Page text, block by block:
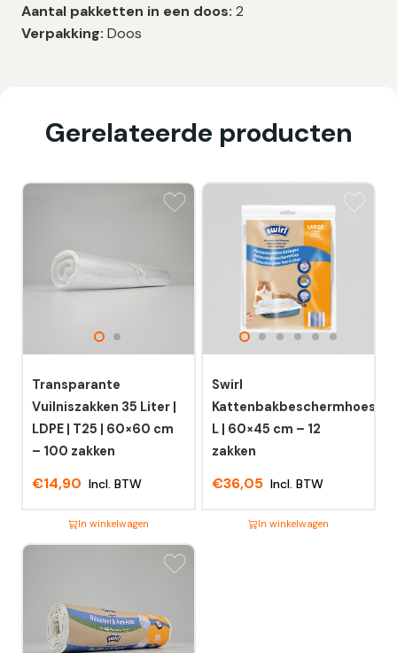
Aantal pakketten in een doos: 2
Verpakking: Doos
Gerelateerde producten
Transparante
Vuilniszakken 35 Liter |
LDPE | T25 | 60×60 cm
– 100 zakken
€14,90 Incl. BTW
In winkelwagen
Dit
meerdere
variaties.
Swirl
Kattenbakbeschermhoes
L | 60×45 cm – 12
zakken
€36,05 Incl. BTW
In winkelwagen